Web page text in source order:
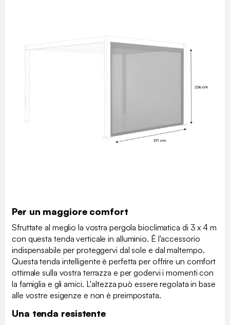
Per un maggiore comfort
Sfruttate al meglio la vostra pergola bioclimatica di 3 x 4 m
con questa tenda verticale in alluminio. È l'accessorio
indispensabile per proteggervi dal sole e dal maltempo.
Questa tenda intelligente è perfetta per offrire un comfort
ottimale sulla vostra terrazza e per godervi i momenti con
la famiglia e gli amici. L'altezza può essere regolata in base
alle vostre esigenze e non è preimpostata.
Una tenda resistente